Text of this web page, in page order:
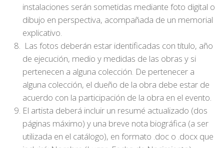
instalaciones serán sometidas mediante foto digital o
dibujo en perspectiva, acompañada de un memorial
explicativo.
Las fotos deberán estar identificadas con título, año
de ejecución, medio y medidas de las obras y si
pertenecen a alguna colección. De pertenecer a
alguna colección, el dueño de la obra debe estar de
acuerdo con la participación de la obra en el evento.
El artista deberá incluir un resumé actualizado (dos
páginas máximo) y una breve nota biográfica (a ser
utilizada en el catálogo), en formato .doc o .docx que